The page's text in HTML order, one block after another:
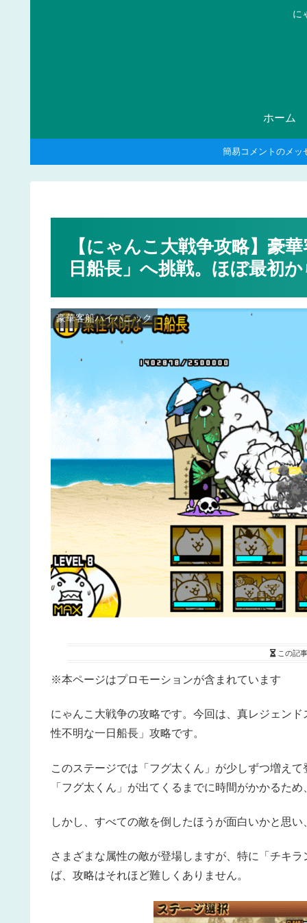
に
ホーム
簡易コメントのメッ
【にゃんこ大戦争攻略】豪
日船長」へ挑戦。ほぼ最初
豪華客船ハイパニック
この記
※本ページはプロモーションが含まれています
にゃんこ大戦争の攻略です。今回は、真レジェン
性不明な一日船長」攻略です。
このステージでは「フグ太くん」が少しずつ増え
「フグ太くん」が出てくるまでに時間がかかるた
しかし、すべての敵を倒したほうが面白いかと思
さまざまな属性の敵が登場しますが、特に「チキ
ば、攻略はそれほど難しくありません。